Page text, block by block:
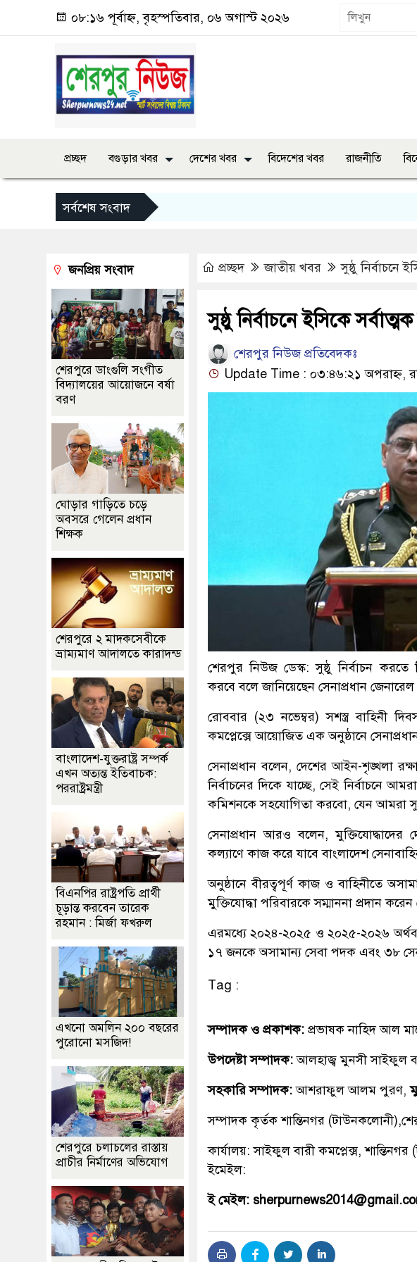
০৮:১৬ পূর্বাহ্ন, বৃহস্পতিবার, ০৬ অগাস্ট ২০২৬
প্রচ্ছদ বগুড়ার খবর দেশের খবর বিদেশের খবর রাজনীতি
সর্বশেষ সংবাদ
প্রচ্ছদ জাতীয় খবর সুষ্ঠু নির্বাচনে
সুষ্ঠু নির্বাচনে ইসিকে
শেরপুর নিউজ প্রতিবেদকঃ
Update Time : ০৩:৪৬:২১ অপরাহ্ন,
শেরপুর নিউজ ডেস্ক: সুষ্ঠু নির্বাচন করতে
করবে বলে জানিয়েছেন সেনাপ্রধান
রোববার (২৩ নভেম্বর) সশস্ত্র বাহিনী
কমপ্লেক্সে আয়োজিত এক অনুষ্ঠানে
সেনাপ্রধান বলেন, দেশের আইন-শৃঙ্খলা
নির্বাচনের দিকে যাচ্ছে, সেই নির্বাচনে
কমিশনকে সহযোগিতা করবো, যেন আমরা
সেনাপ্রধান আরও বলেন, মুক্তিযোদ্ধাদের
কল্যাণে কাজ করে যাবে বাংলাদেশ
অনুষ্ঠানে বীরত্বপূর্ণ কাজ ও বাহিনীতে
মুক্তিযোদ্ধা পরিবারকে সম্মাননা প্রদান করেন
এরমধ্যে ২০২৪-২০২৫ ও ২০২৫-২০২৬
১৭ জনকে অসামান্য সেবা পদক এবং ৩৮
Tag :
সম্পাদক ও প্রকাশক: প্রভাষক নাহিদ আল
উপদেষ্টা সম্পাদক:আলহাজ্ব মুনসী সাইফুল
সহকারি সম্পাদক:আশরাফুল আলম পুরণ,
সম্পাদক কৃর্তক শান্তিনগর
কার্যালয়: সাইফুল বারী কমপ্লেক্স,
ইমেইল:
ই মেইল:
জনপ্রিয় সংবাদ
শেরপুরে ডাংগুলি সংগীত
বিদ্যালয়ের আয়োজনে বর্ষা
বরণ
ঘোড়ার গাড়িতে চড়ে
অবসরে গেলেন প্রধান
শিক্ষক
শেরপুরে ২ মাদকসেবীকে
ভ্রাম্যমাণ আদালতে কারাদন্ড
বাংলাদেশ-যুক্তরাষ্ট্র সম্পর্ক
এখন অত্যন্ত ইতিবাচক:
পররাষ্ট্রমন্ত্রী
বিএনপির রাষ্ট্রপতি প্রার্থী
চূড়ান্ত করবেন তারেক
রহমান : মির্জা ফখরুল
এখনো অমলিন ২০০ বছরের
পুরোনো মসজিদ!
শেরপুরে চলাচলের রাস্তায়
প্রাচীর নির্মাণের অভিযোগ